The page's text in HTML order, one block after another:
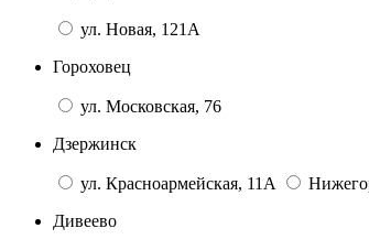
ул. Новая, 121А
Гороховец
ул. Московская, 76
Дзержинск
ул. Красноармейская, 11А
Дивеево